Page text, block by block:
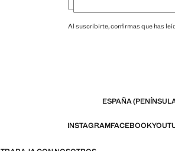
Al suscribirte, confirmas que has
ESPAÑA
INSTAGRAMFACEBOOK